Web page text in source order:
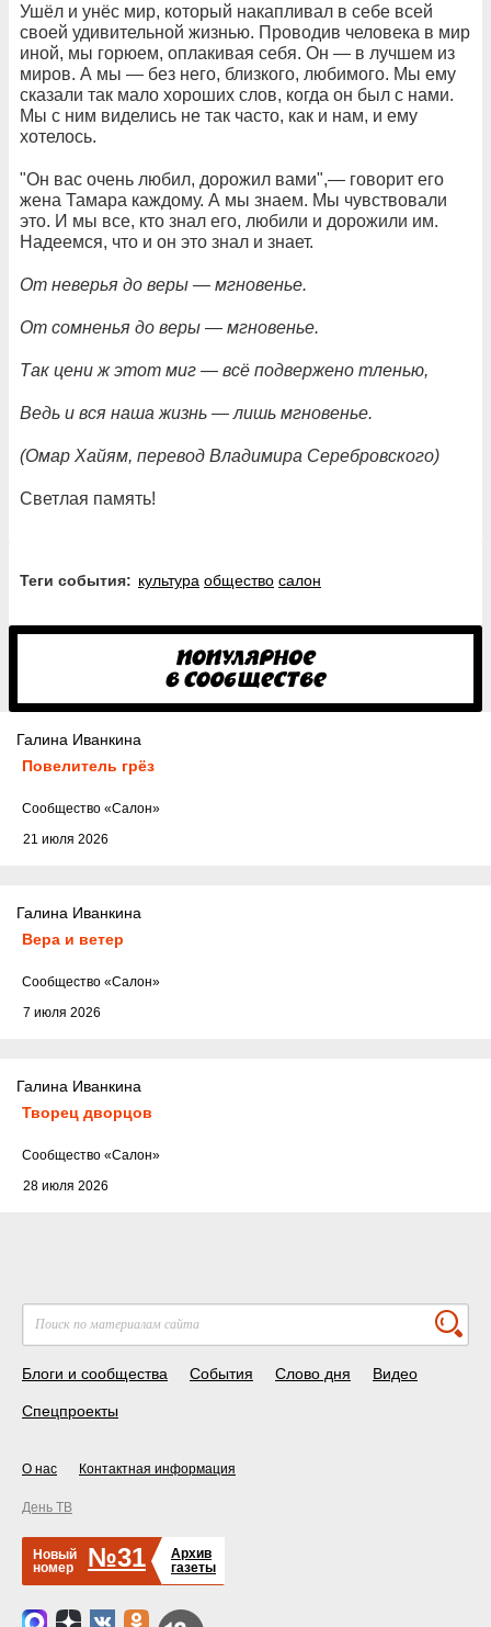
Ушёл и унёс мир, который накапливал в себе всей
своей удивительной жизнью. Проводив человека в мир
иной, мы горюем, оплакивая себя. Он — в лучшем из
миров. А мы — без него, близкого, любимого. Мы ему
сказали так мало хороших слов, когда он был с нами.
Мы с ним виделись не так часто, как и нам, и ему
хотелось.
"Он вас очень любил, дорожил вами",— говорит его
жена Тамара каждому. А мы знаем. Мы чувствовали
это. И мы все, кто знал его, любили и дорожили им.
Надеемся, что и он это знал и знает.
От неверья до веры — мгновенье.
От сомненья до веры — мгновенье.
Так цени ж этот миг — всё подвержено тленью,
Ведь и вся наша жизнь — лишь мгновенье.
(Омар Хайям, перевод Владимира Серебровского)
Светлая память!
Теги события: культура общество салон
Галина Иванкина
Повелитель грёз
21 июля 2026
Cообщество «Салон»
Галина Иванкина
Вера и ветер
7 июля 2026
Cообщество «Салон»
Галина Иванкина
Творец дворцов
28 июля 2026
Cообщество «Салон»
Блоги и сообщества События Слово дня Видео
Спецпроекты
О нас Контактная информация
День ТВ
Новый
номер
№31
Архив
газеты